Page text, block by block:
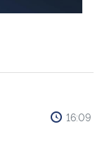
16:09